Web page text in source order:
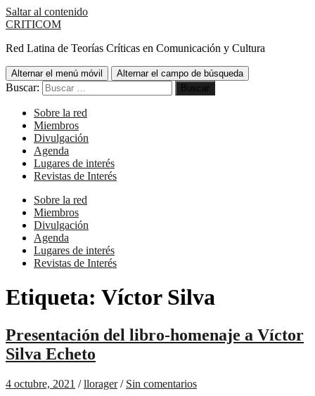
Saltar al contenido
CRITICOM
Red Latina de Teorías Críticas en Comunicación y Cultura
Alternar el menú móvil Alternar el campo de búsqueda
Buscar:
Sobre la red
Miembros
Divulgación
Agenda
Lugares de interés
Revistas de Interés
Sobre la red
Miembros
Divulgación
Agenda
Lugares de interés
Revistas de Interés
Etiqueta: Víctor Silva
Presentación del libro-homenaje a Víctor
Silva Echeto
4 octubre, 2021 /llorager / Sin comentarios